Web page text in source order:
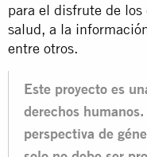
para el disfrute de los
salud, a la
entre otros.
Este proyecto es
derechos
perspectiva de